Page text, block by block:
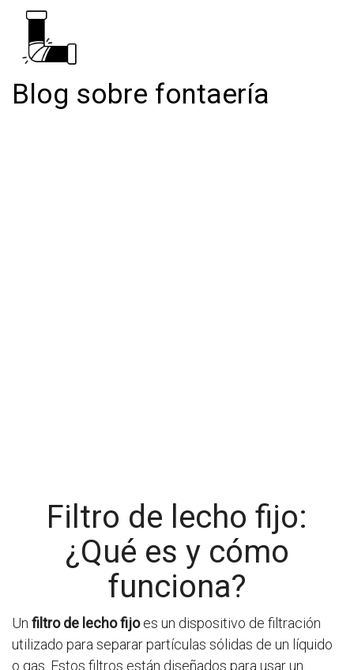
Blog sobre fontaería
Filtro de lecho fijo:
¿Qué es y cómo
funciona?
Un filtro de lecho fijoes un dispositivo de filtración
utilizado para separar partículas sólidas de un líquido
o gas. Estos filtros están diseñados para usar un